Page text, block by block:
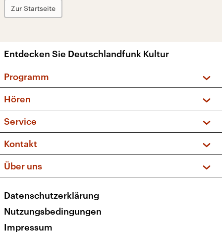
Zur Startseite
Entdecken Sie Deutschlandfunk Kultur
Programm
Sendungen und Podcasts
Musikliste
Kakadu – Das Kinderprogramm
Hören
Frequenzen (UKW + DAB+)
Service
FAQ
Apps
Newsletter
Veranstaltungen
Kontakt
Social Media
Über uns
Presse
Karriere
Datenschutzerklärung
Nutzungsbedingungen
Impressum